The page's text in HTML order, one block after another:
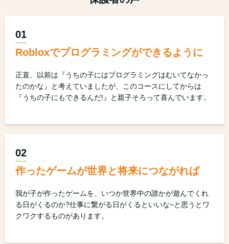
01
Robloxでプログラミングができるように
正直、以前は『うちの子にはプログラミングはむいてなかっ
たのかな』と考えていましたが、このコースにしてからは
『うちの子にもできるんだ!』と親子そろって喜んでいます。
02
作ったゲームが世界と将来につながれば
我が子が作ったゲームを、いつか世界中の誰かが遊んでくれ
る日がくるのか?仕事に繋がる日がくるといいな~と思うとワ
クワクするものがあります。